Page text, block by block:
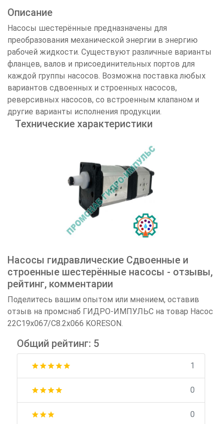
Описание
Насосы шестерённые предназначены для
преобразования механической энергии в энергию
рабочей жидкости. Существуют различные варианты
фланцев, валов и присоединительных портов для
каждой группы насосов. Возможна поставка любых
вариантов сдвоенных и строенных насосов,
реверсивных насосов, со встроенным клапаном и
другие варианты исполнения продукции.
Технические характеристики
Насосы гидравлические Сдвоенные и
строенные шестерённые насосы - отзывы,
рейтинг, комментарии
Поделитесь вашим опытом или мнением, оставив
отзыв на промснаб ГИДРО-ИМПУЛЬС на товар Насос
22С19х067/C8.2х066 KORESON.
Общий рейтинг: 5
starstarstarstarstar 1
starstarstarstar 0
starstarstar 0